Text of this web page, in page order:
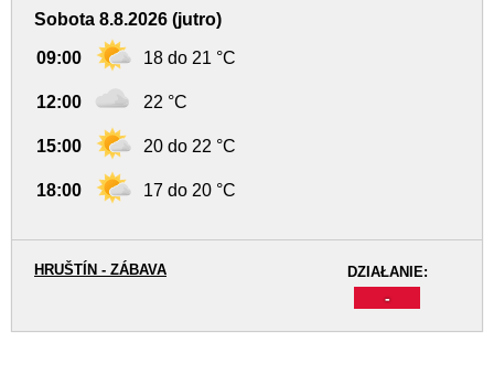
Sobota 8.8.2026 (jutro)
09:00 18 do 21 °C
12:00 22 °C
15:00 20 do 22 °C
18:00 17 do 20 °C
DZIAŁANIE:
-
HRUŠTÍN - ZÁBAVA